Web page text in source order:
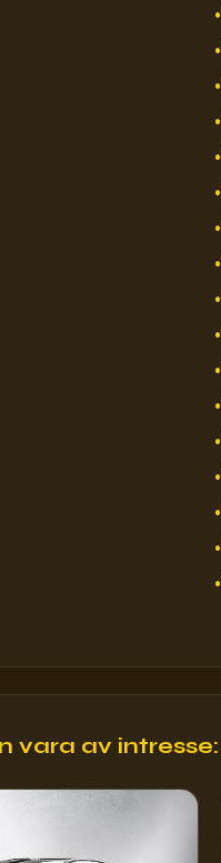
•
•
•
•
•
•
•
•
•
•
•
•
•
•
•
•
•
vara av intresse: